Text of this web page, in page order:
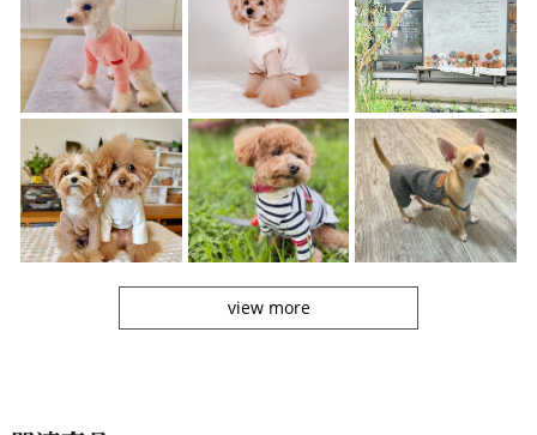
view more